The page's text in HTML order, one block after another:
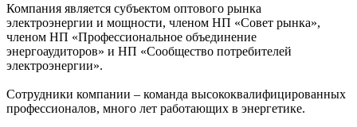
Компания является субъектом оптового рынка
электроэнергии и мощности, членом НП «Совет рынка»,
членом НП «Профессиональное объединение
энергоаудиторов» и НП «Сообщество потребителей
электроэнергии».
Сотрудники компании – команда высококвалифицированных
профессионалов, много лет работающих в энергетике.